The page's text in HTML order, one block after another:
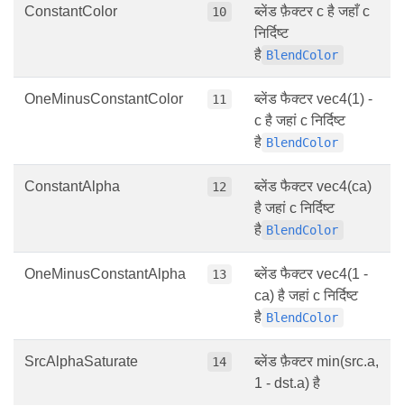
ConstantColor 10
ब्लेंड फ़ैक्टर c है जहाँ c
निर्दिष्ट
है BlendColor
OneMinusConstantColor 11
ब्लेंड फैक्टर vec4(1) -
c है जहां c निर्दिष्ट
है BlendColor
ConstantAlpha 12
ब्लेंड फैक्टर vec4(ca)
है जहां c निर्दिष्ट
है BlendColor
OneMinusConstantAlpha 13
ब्लेंड फैक्टर vec4(1 -
ca) है जहां c निर्दिष्ट
है BlendColor
SrcAlphaSaturate 14
ब्लेंड फ़ैक्टर min(src.a,
1 - dst.a) है